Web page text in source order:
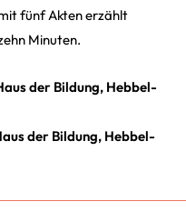
fünf Akten erzählt
Minuten.
der Bildung, Hebbel-
der Bildung, Hebbel-